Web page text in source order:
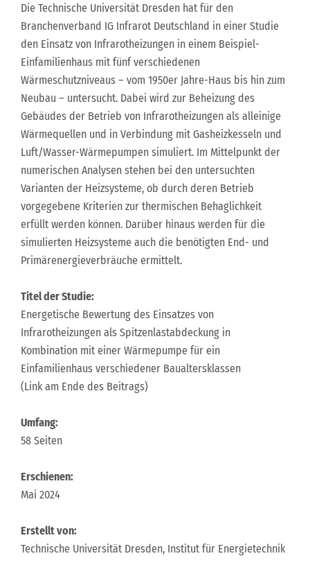
Die Technische Universität Dresden hat für den
Branchenverband IG Infrarot Deutschland in einer Studie
den Einsatz von Infrarotheizungen in einem Beispiel-
Einfamilienhaus mit fünf verschiedenen
Wärmeschutzniveaus – vom 1950er Jahre-Haus bis hin zum
Neubau – untersucht. Dabei wird zur Beheizung des
Gebäudes der Betrieb von Infrarotheizungen als alleinige
Wärmequellen und in Verbindung mit Gasheizkesseln und
Luft/Wasser-Wärmepumpen simuliert. Im Mittelpunkt der
numerischen Analysen stehen bei den untersuchten
Varianten der Heizsysteme, ob durch deren Betrieb
vorgegebene Kriterien zur thermischen Behaglichkeit
erfüllt werden können. Darüber hinaus werden für die
simulierten Heizsysteme auch die benötigten End- und
Primärenergieverbräuche ermittelt.
Titel der Studie:
Energetische Bewertung des Einsatzes von
Infrarotheizungen als Spitzenlastabdeckung in
Kombination mit einer Wärmepumpe für ein
Einfamilienhaus verschiedener Baualtersklassen
(Link am Ende des Beitrags)
Umfang:
58 Seiten
Erschienen:
Mai 2024
Erstellt von:
Technische Universität Dresden, Institut für Energietechnik